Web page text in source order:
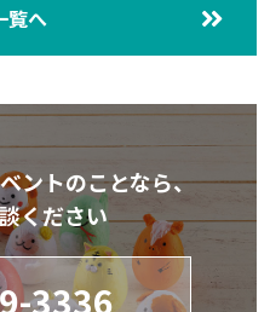
覧へ
ントのことなら、
ください
3336